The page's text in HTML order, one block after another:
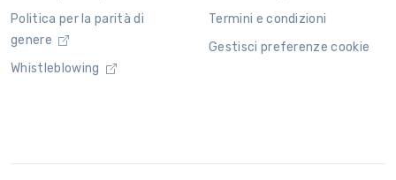
Politica per la parità di
genere
Whistleblowing
Termini e condizioni
Gestisci preferenze cookie